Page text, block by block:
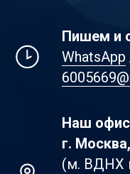
Пишем и
WhatsApp
Наш офис
г.
(м. ВДНХ